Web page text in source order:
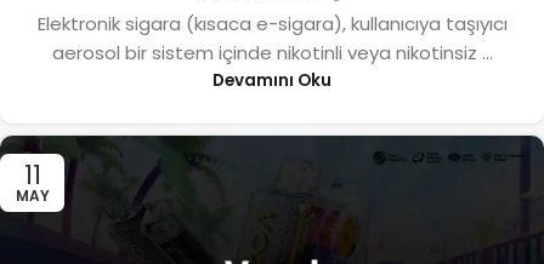
Elektronik sigara (kısaca e-sigara), kullanıcıya taşıyıcı
aerosol bir sistem içinde nikotinli veya nikotinsiz ...
Devamını Oku
11
MAY